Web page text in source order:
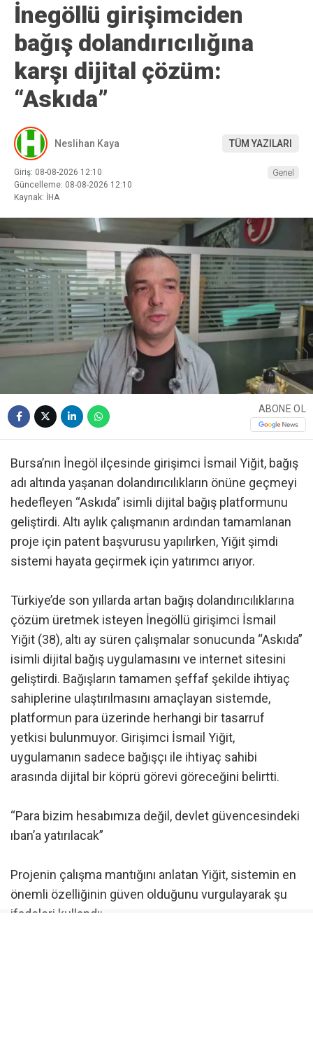
İnegöllü girişimciden
bağış dolandırıcılığına
karşı dijital çözüm:
“Askıda”
Neslihan Kaya TÜM YAZILARI
Giriş: 08-08-2026 12:10
Güncelleme: 08-08-2026 12:10
Kaynak: İHA
Genel
ABONE OL
Bursa’nın İnegöl ilçesinde girişimci İsmail Yiğit, bağış
adı altında yaşanan dolandırıcılıkların önüne geçmeyi
hedefleyen “Askıda” isimli dijital bağış platformunu
geliştirdi. Altı aylık çalışmanın ardından tamamlanan
proje için patent başvurusu yapılırken, Yiğit şimdi
sistemi hayata geçirmek için yatırımcı arıyor.
Türkiye’de son yıllarda artan bağış dolandırıcılıklarına
çözüm üretmek isteyen İnegöllü girişimci İsmail
Yiğit (38), altı ay süren çalışmalar sonucunda “Askıda”
isimli dijital bağış uygulamasını ve internet sitesini
geliştirdi. Bağışların tamamen şeffaf şekilde ihtiyaç
sahiplerine ulaştırılmasını amaçlayan sistemde,
platformun para üzerinde herhangi bir tasarruf
yetkisi bulunmuyor. Girişimci İsmail Yiğit,
uygulamanın sadece bağışçı ile ihtiyaç sahibi
arasında dijital bir köprü görevi göreceğini belirtti.
“Para bizim hesabımıza değil, devlet güvencesindeki
ıban’a yatırılacak”
Projenin çalışma mantığını anlatan Yiğit, sistemin en
önemli özelliğinin güven olduğunu vurgulayarak şu
ifadeleri kullandı: